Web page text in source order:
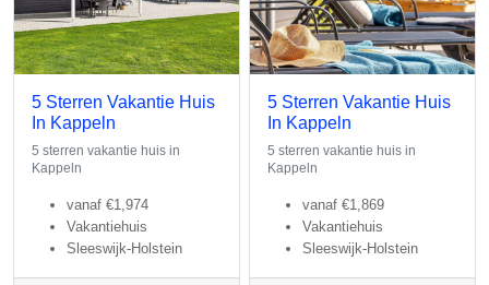
5 Sterren Vakantie Huis
In Kappeln
5 sterren vakantie huis in
Kappeln
vanaf €1,974
Vakantiehuis
Sleeswijk-Holstein
5 Sterren Vakantie Huis
In Kappeln
5 sterren vakantie huis in
Kappeln
vanaf €1,869
Vakantiehuis
Sleeswijk-Holstein